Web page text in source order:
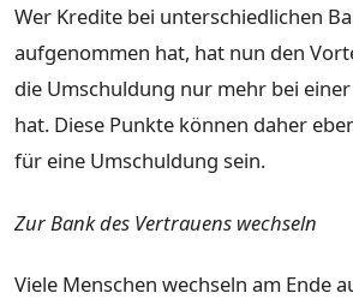
Wer Kredite bei unterschiedlichen
aufgenommen hat, hat nun den
die Umschuldung nur mehr bei
hat. Diese Punkte können daher
für eine Umschuldung sein.
Zur Bank des Vertrauens wechseln
Viele Menschen wechseln am Ende